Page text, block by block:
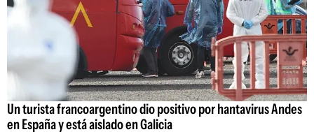
Un turista francoargentino dio positivo por hantavirus Andes
en España y está aislado en Galicia